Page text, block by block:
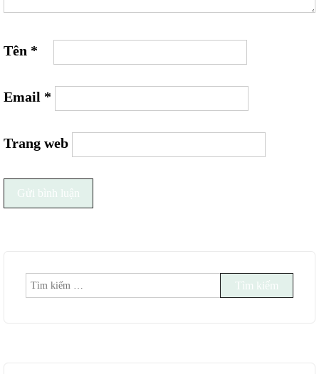
Tên *
Email *
Trang web
Tìm